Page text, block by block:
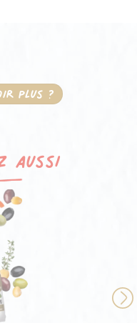
plus ?
aussi